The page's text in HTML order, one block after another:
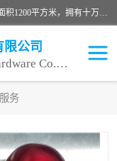
良鸿塑胶五金有限公司成 立于1998年，现厂房占地面积1200平方米，拥有十万级无尘车间，自动喷涂线1条，手动喷涂线2条，丝印移印滚印烫印拉线1条，本公司自建厂以来一直 以“顾客、品质、服务三个第一”为原则，从来货到处理、喷漆、烘烤、品检、包装等每一道工序都严格把持质量关，竭诚为广大朋友、客户服务。现如今已深得广 大客户信赖。
公司
Liang Hong Plastic & Hardware Co. Ltd
务
壳喷油